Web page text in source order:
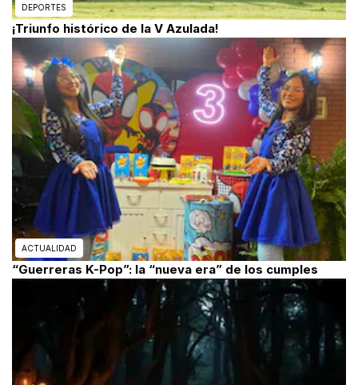
DEPORTES
¡Triunfo histórico de la V Azulada!
ACTUALIDAD
“Guerreras K-Pop”: la “nueva era” de los cumples